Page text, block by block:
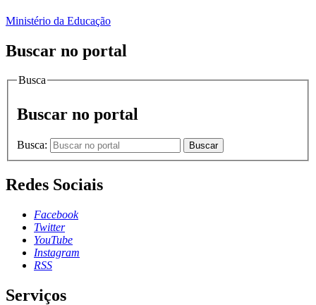
Ministério da Educação
Buscar no portal
Busca
Buscar no portal
Busca: Buscar
Redes Sociais
Facebook
Twitter
YouTube
Instagram
RSS
Serviços